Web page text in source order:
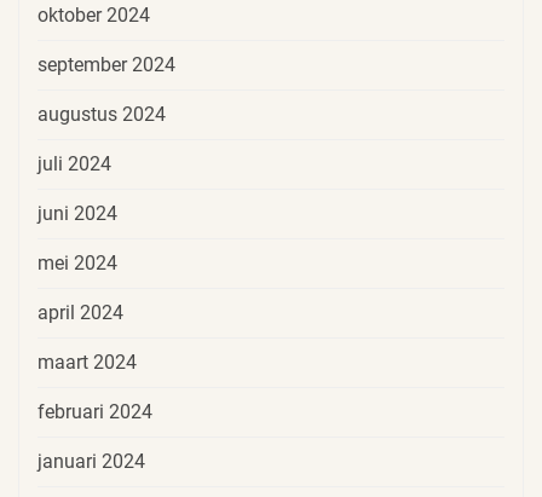
oktober 2024
september 2024
augustus 2024
juli 2024
juni 2024
mei 2024
april 2024
maart 2024
februari 2024
januari 2024